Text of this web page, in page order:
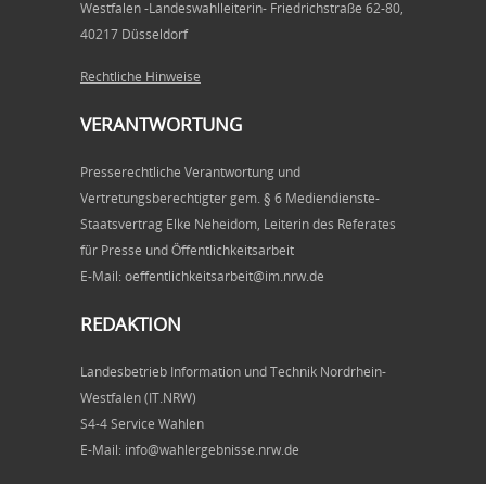
Westfalen -Landeswahlleiterin- Friedrichstraße 62-80,
40217 Düsseldorf
Rechtliche Hinweise
VERANTWORTUNG
Presserechtliche Verantwortung und
Vertretungsberechtigter gem. § 6 Mediendienste-
Staatsvertrag Elke Neheidom, Leiterin des Referates
für Presse und Öffentlichkeitsarbeit
E-Mail: oeffentlichkeitsarbeit@im.nrw.de
REDAKTION
Landesbetrieb Information und Technik Nordrhein-
Westfalen (IT.NRW)
S4-4 Service Wahlen
E-Mail: info@wahlergebnisse.nrw.de